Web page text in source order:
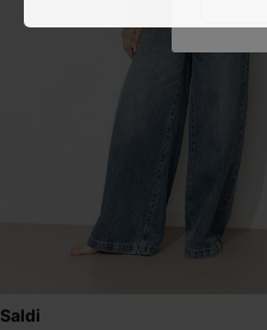
Saldi